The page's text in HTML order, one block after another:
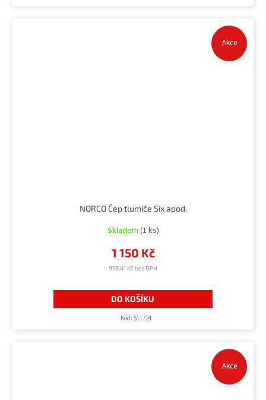
Akce
NORCO Čep tlumiče Six apod.
Skladem (1 ks)
950,41 Kč bez DPH
1 150 Kč
DO KOŠÍKU
Kód: 511724
Akce